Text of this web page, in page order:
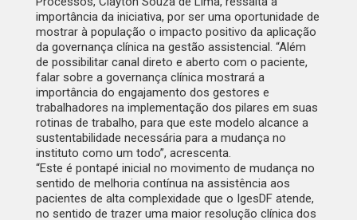
importância da iniciativa, por ser uma oportunidade de
mostrar à população o impacto positivo da aplicação
da governança clínica na gestão assistencial. “Além
de possibilitar canal direto e aberto com o paciente,
falar sobre a governança clínica mostrará a
importância do engajamento dos gestores e
trabalhadores na implementação dos pilares em suas
rotinas de trabalho, para que este modelo alcance a
sustentabilidade necessária para a mudança no
instituto como um todo”, acrescenta.
“Este é pontapé inicial no movimento de mudança no
sentido de melhoria contínua na assistência aos
pacientes de alta complexidade que o IgesDF atende,
no sentido de trazer uma maior resolução clínica dos